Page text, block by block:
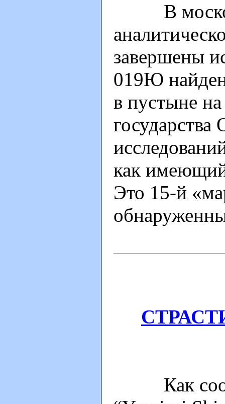
В
завершены
019Ю
в пустыне
как
Это 15-й
Как